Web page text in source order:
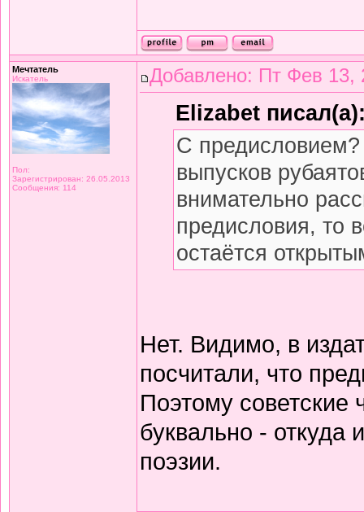
Мечтатель
Искатель
Пол:
Зарегистрирован: 26.05.2013
Сообщения: 114
Добавлено: Пт Фев 13,
Elizabet
С
выпусков
внимательно
предисловия, то
остаётся
Нет. Видимо, в
посчитали, что
Поэтому советские
буквально -
поэзии.